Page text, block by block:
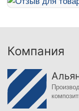
Компания